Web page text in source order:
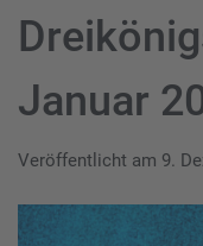
Januar
Veröffentlicht am 9.